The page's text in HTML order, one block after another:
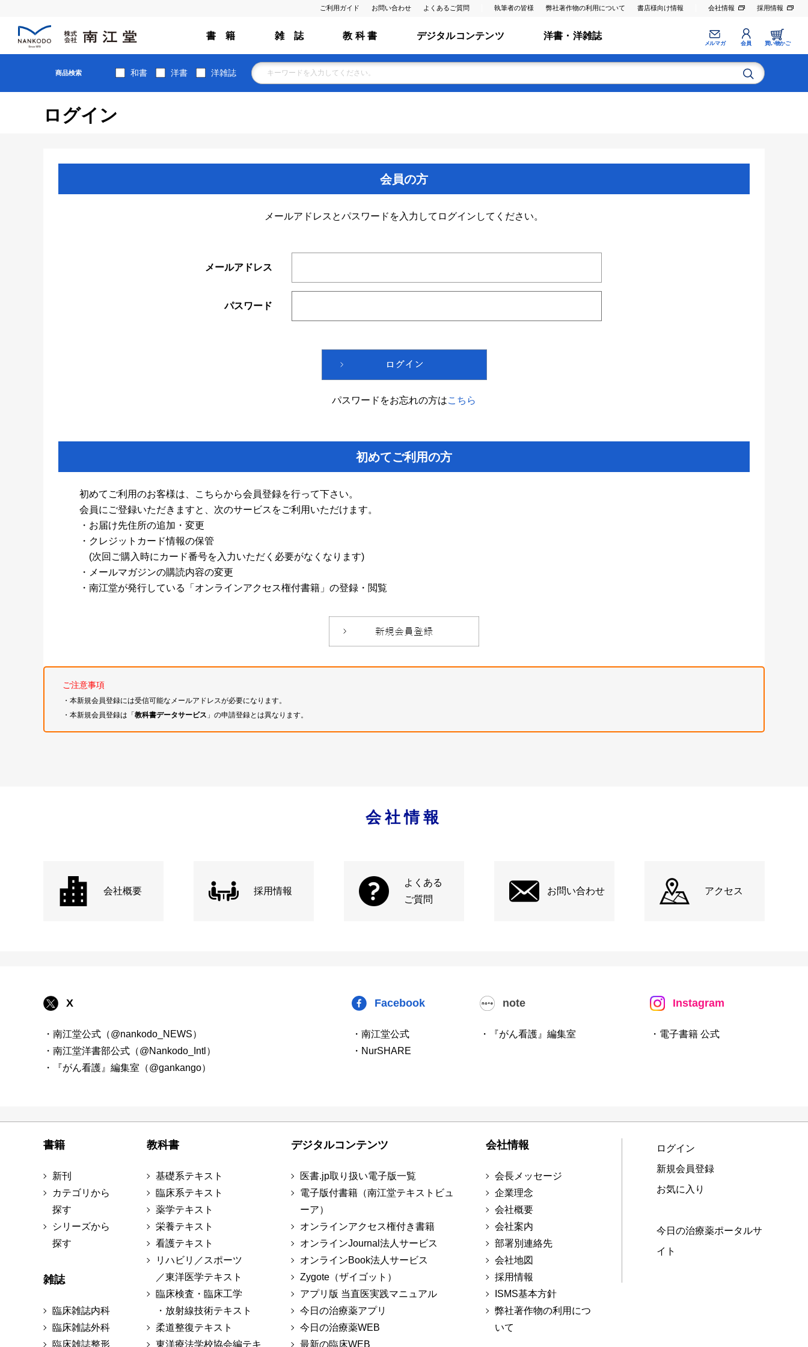
ご利用ガイド お問い合わせ よくあるご質問 執筆者の皆様 弊社著作物の利用について 書店様向け情報 会社情報 採用情報
書 籍 雑 誌 教 科 書 デジタルコンテンツ 洋書・洋雑誌
メルマガ 会員 買い物かご
商品検索 和書 洋書 洋雑誌
ログイン
会員の方
メールアドレスとパスワードを入力してログインしてください。
メールアドレス
パスワード
パスワードをお忘れの方はこちら
初めてご利用の方
初めてご利用のお客様は、こちらから会員登録を行って下さい。
会員にご登録いただきますと、次のサービスをご利用いただけます。
・お届け先住所の追加・変更
・クレジットカード情報の保管
(次回ご購入時にカード番号を入力いただく必要がなくなります)
・メールマガジンの購読内容の変更
・南江堂が発行している「オンラインアクセス権付書籍」の登録・閲覧
ご注意事項
・本新規会員登録には受信可能なメールアドレスが必要になります。
・本新規会員登録は「教科書データサービス 」の申請登録とは異なります。
会社情報
会社概要 採用情報
よくある
ご質問
お問い合わせ アクセス
X
・南江堂公式（@nankodo_NEWS）
・南江堂洋書部公式（@Nankodo_Intl）
・『がん看護』編集室（@gankango）
Facebook
・南江堂公式
・NurSHARE
note
・『がん看護』編集室
Instagram
・電子書籍 公式
書籍
新刊
カテゴリから
探す
シリーズから
探す
雑誌
臨床雑誌内科
臨床雑誌外科
臨床雑誌整形
教科書
基礎系テキスト
臨床系テキスト
薬学テキスト
栄養テキスト
看護テキスト
リハビリ／スポーツ
／東洋医学テキスト
臨床検査・臨床工学
・放射線技術テキスト
柔道整復テキスト
東洋療法学校協会編テキ
デジタルコンテンツ
医書.jp取り扱い電子版一覧
電子版付書籍（南江堂テキストビュ
ーア）
オンラインアクセス権付き書籍
オンラインJournal法人サービス
オンラインBook法人サービス
Zygote（ザイゴット）
アプリ版 当直医実践マニュアル
今日の治療薬アプリ
今日の治療薬WEB
最新の臨床WEB
会社情報
会長メッセージ
企業理念
会社概要
会社案内
部署別連絡先
会社地図
採用情報
ISMS基本方針
弊社著作物の利用につ
いて
ログイン
新規会員登録
お気に入り
今日の治療薬ポータルサ
イト